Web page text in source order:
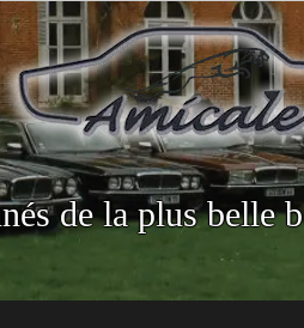
de la plus belle